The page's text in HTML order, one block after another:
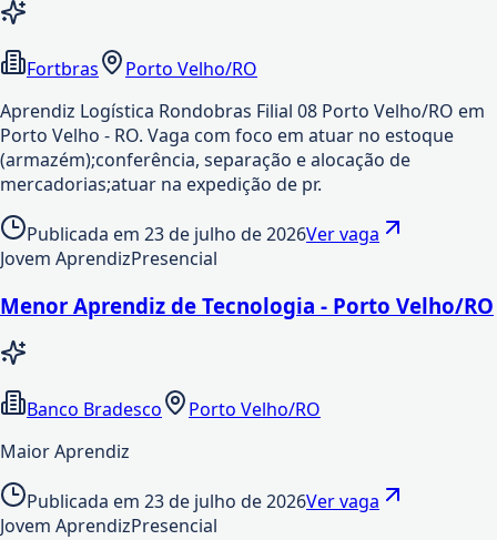
Fortbras
Porto Velho/RO
Aprendiz Logística Rondobras Filial 08 Porto Velho/RO em
Porto Velho - RO. Vaga com foco em atuar no estoque
(armazém);conferência, separação e alocação de
mercadorias;atuar na expedição de pr.
Publicada em 23 de julho de 2026Ver vaga
Jovem AprendizPresencial
Menor Aprendiz de Tecnologia - Porto Velho/RO
Banco Bradesco
Porto Velho/RO
Maior Aprendiz
Publicada em 23 de julho de 2026Ver vaga
Jovem AprendizPresencial